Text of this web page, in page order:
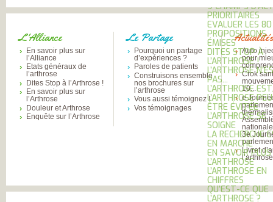
9 CHAMPS
PRIORITAIRES
EVALUER LES 80
PROPOSITIONS
ÉMISES
DITES STOP À
L’ARTHROSE !
L’ARTHROSE
PAS...
L’ARTHROSE
L’ARTHROSE
ÊTRE ÉVITÉE
L’ARTHROSE SE
SOIGNE
LA RECHERCHE
EN MARCHE
EN SAVOIR PLUS
L’ARTHROSE
L’ARTHROSE EN
CHIFFRES
QU’EST-CE QUE
L’ARTHROSE ?
L'Alliance
En savoir plus sur
l’Alliance
Etats généraux de
l’arthrose
Dites Stop à l’Arthrose !
En savoir plus sur
l’Arthrose
Douleur et Arthrose
Enquête sur l’Arthrose
Le Partage
Pourquoi un partage
d’expériences ?
Paroles de patients
Construisons ensemble
nos brochures sur
l’arthrose
Vous aussi témoignez !
Vos témoignages
Auto
pour
Crok
10...
e
3e
Livret
l’arthrose